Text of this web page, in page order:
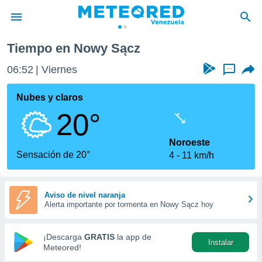
de
ha
calidad.
a este
las
y
forma
digital
basada
Tiempo en Nowy Sącz
06:52 Viernes ...
Nubes y claros
20°
Sensación de 20°
Noroeste
4
11 km/h
Aviso de nivel naranja
Alerta importante por tormenta en Nowy Sącz hoy
¡Descarga GRATIS la app de
Meteored!
Instalar